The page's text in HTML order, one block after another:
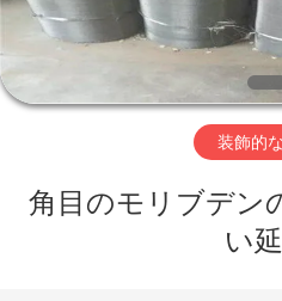
品
ビ
オ
装飾的
角目のモリブデン
い